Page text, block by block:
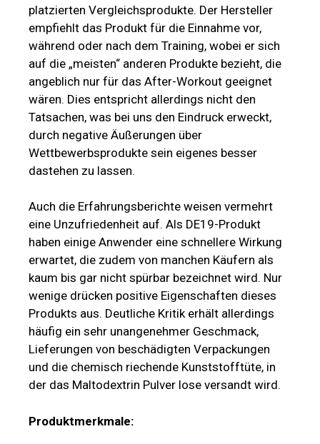
platzierten Vergleichsprodukte. Der Hersteller
empfiehlt das Produkt für die Einnahme vor,
während oder nach dem Training, wobei er sich
auf die „meisten“ anderen Produkte bezieht, die
angeblich nur für das After-Workout geeignet
wären. Dies entspricht allerdings nicht den
Tatsachen, was bei uns den Eindruck erweckt,
durch negative Äußerungen über
Wettbewerbsprodukte sein eigenes besser
dastehen zu lassen.
Auch die Erfahrungsberichte weisen vermehrt
eine Unzufriedenheit auf. Als DE19-Produkt
haben einige Anwender eine schnellere Wirkung
erwartet, die zudem von manchen Käufern als
kaum bis gar nicht spürbar bezeichnet wird. Nur
wenige drücken positive Eigenschaften dieses
Produkts aus. Deutliche Kritik erhält allerdings
häufig ein sehr unangenehmer Geschmack,
Lieferungen von beschädigten Verpackungen
und die chemisch riechende Kunststofftüte, in
der das Maltodextrin Pulver lose versandt wird.
Produktmerkmale: